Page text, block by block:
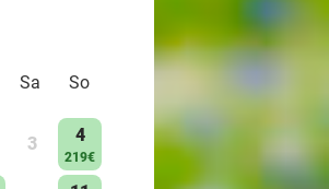
Sa So
3 4
219€